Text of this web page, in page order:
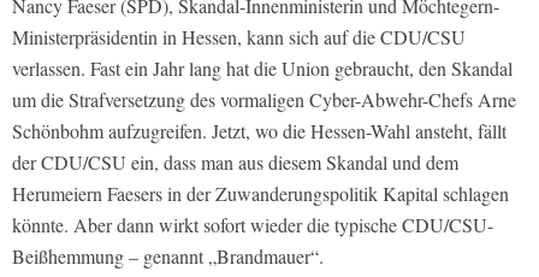
Nancy Faeser (SPD), Skandal-Innenministerin und Möchtegern-
Ministerpräsidentin in Hessen, kann sich auf die CDU/CSU
verlassen. Fast ein Jahr lang hat die Union gebraucht, den Skandal
um die Strafversetzung des vormaligen Cyber-Abwehr-Chefs Arne
Schönbohm aufzugreifen. Jetzt, wo die Hessen-Wahl ansteht, fällt
der CDU/CSU ein, dass man aus diesem Skandal und dem
Herumeiern Faesers in der Zuwanderungspolitik Kapital schlagen
könnte. Aber dann wirkt sofort wieder die typische CDU/CSU-
Beißhemmung – genannt „Brandmauer“.